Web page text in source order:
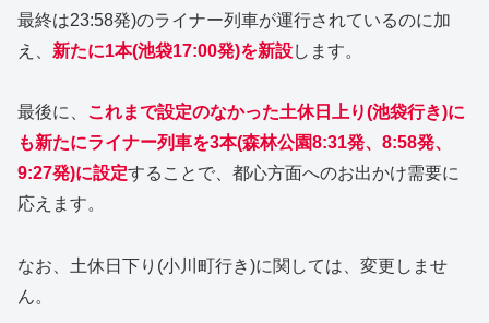
最終は23:58発)のライナー列車が運行されているのに加
え、 新たに1本(池袋17:00発)を新設します。
最後に、
これまで設定のなかった土休日上り(池袋行き)に
も新たにライナー列車を3本(森林公園8:31発、8:58発、
9:27発)に設定することで、都心方面へのお出かけ需要に
応えます。
なお、土休日下り(小川町行き)に関しては、変更しませ
ん。